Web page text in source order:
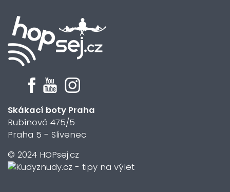
Skákací boty Praha
Rubínová 475/5
Praha 5 - Slivenec
© 2024 HOPsej.cz